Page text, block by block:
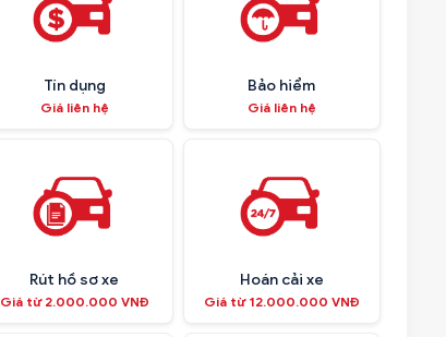
Tín dụng
Giá liên hệ
Bảo hiểm
Giá liên hệ
Rút hồ sơ xe
Giá từ 2.000.000 VNĐ
Hoán cải xe
Giá từ 12.000.000 VNĐ